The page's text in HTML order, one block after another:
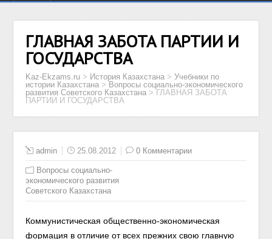
ГЛАВНАЯ ЗАБОТА ПАРТИИ И
ГОСУДАРСТВА
Kaz-Ekzams.ru > История Казахстана >Учебники по
истории Казахстана > Вопросы социально-экономического
развития Советского Казахстана > ГЛАВНАЯ ЗАБОТА
ПАРТИИ И ГОСУДАРСТВА
admin 25.08.2012 0 Комментарии
Вопросы социально-
экономического развития
Советского Казахстана
Коммунистическая общественно-экономическая
формация в отличие от всех прежних свою главную